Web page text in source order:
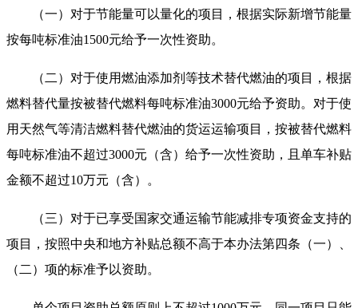
（一）对于节能量可以量化的项目，根据实际新增节能量
按每吨标准油1500元给予一次性资助。
（二）对于使用燃油添加剂等技术替代燃油的项目，根据
燃料替代量按被替代燃料每吨标准油3000元给予资助。对于使
用天然气等清洁燃料替代燃油的货运运输项目，按被替代燃料
每吨标准油不超过3000元（含）给予一次性资助，且单车补贴
金额不超过10万元（含）。
（三）对于已享受国家交通运输节能减排专项资金支持的
项目，按照中央和地方补贴总额不高于本办法第四条（一）、
（二）项的标准予以资助。